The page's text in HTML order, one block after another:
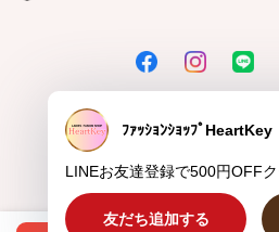
© HeartKey